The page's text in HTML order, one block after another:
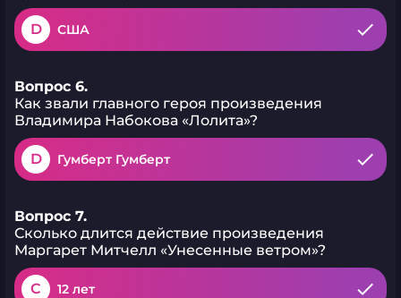
D США
Вопрос 6.
Как звали главного героя произведения
Владимира Набокова «Лолита»?
D Гумберт Гумберт
Вопрос 7.
Сколько длится действие произведения
Маргарет Митчелл «Унесенные ветром»?
C 12 лет